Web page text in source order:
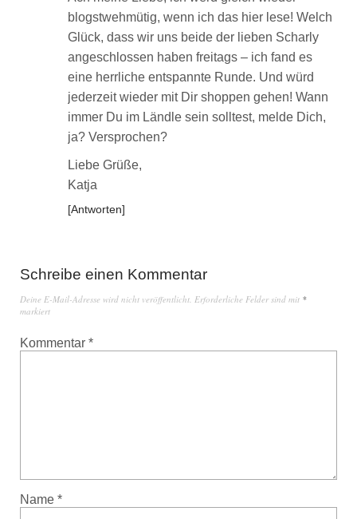
blogstwehmütig, wenn ich das hier lese! Welch
Glück, dass wir uns beide der lieben Scharly
angeschlossen haben freitags – ich fand es
eine herrliche entspannte Runde. Und würd
jederzeit wieder mit Dir shoppen gehen! Wann
immer Du im Ländle sein solltest, melde Dich,
ja? Versprochen?
Liebe Grüße,
Katja
Antworten
Schreibe einen Kommentar
Deine E-Mail-Adresse wird nicht veröffentlicht. Erforderliche Felder sind mit *
markiert
Kommentar *
Name *